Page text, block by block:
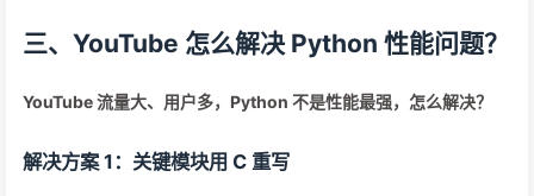
三、YouTube 怎么解决 Python 性能问题？
YouTube 流量大、用户多，Python 不是性能最强，怎么解决？
解决方案 1：关键模块用 C 重写